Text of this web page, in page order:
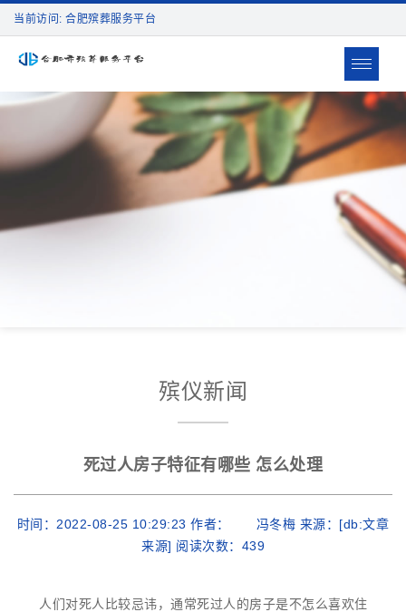
当前访问: 合肥殡葬服务平台
Toggle
殡仪新闻
死过人房子特征有哪些 怎么处理
时间：2022-08-25 10:29:23 作者： 冯冬梅 来源：[db:文章
来源] 阅读次数： 439
人们对死人比较忌讳，通常死过人的房子是不怎么喜欢住